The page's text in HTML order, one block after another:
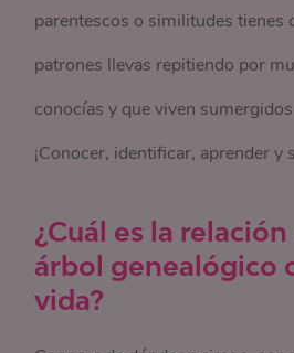
parentescos o similitudes tienes
patrones llevas repitiendo por
conocías y que viven
¡Conocer, identificar, aprender y
¿Cuál es la
árbol genealógico
vida?